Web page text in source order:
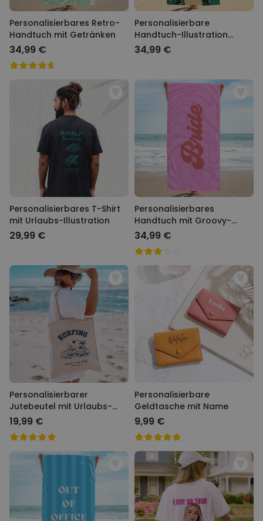
Personalisierbares Retro-
Handtuch mit Getränken
34,99 €
Personalisierbare
Handtuch-Illustration
Freundinnen Strand
34,99 €
Personalisierbares T-Shirt
mit Urlaubs-Illustration
29,99 €
Personalisierbares
Handtuch mit Groovy-
Hintergrund und Text
34,99 €
Personalisierbarer
Jutebeutel mit Urlaubs-
Illustration
19,99 €
Personalisierbare
Geldtasche mit Name
9,99 €